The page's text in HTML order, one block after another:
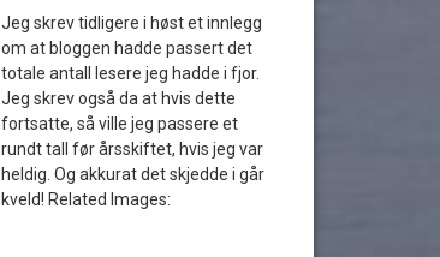
Jeg skrev tidligere i høst et innlegg
om at bloggen hadde passert det
totale antall lesere jeg hadde i fjor.
Jeg skrev også da at hvis dette
fortsatte, så ville jeg passere et
rundt tall før årsskiftet, hvis jeg var
heldig. Og akkurat det skjedde i går
kveld! Related Images: